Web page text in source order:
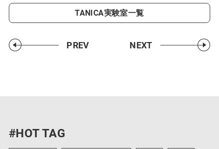
PREV NEXT
TANICA実験室一覧
#HOT TAG